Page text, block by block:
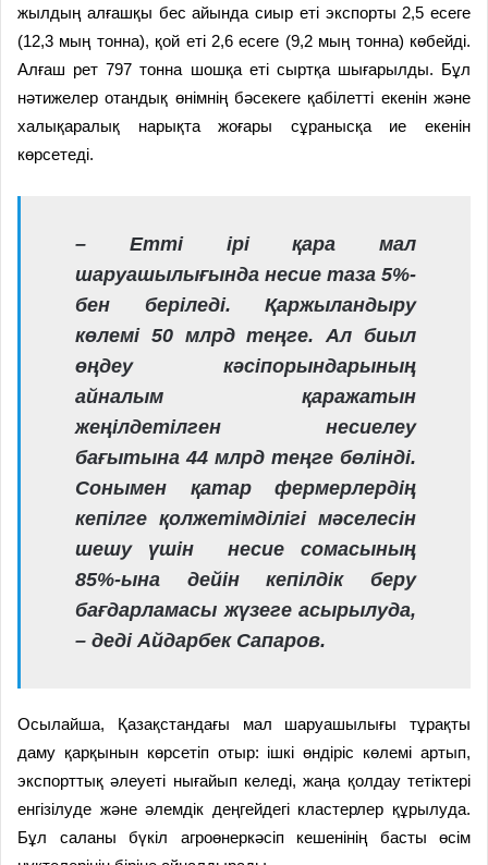
жылдың алғашқы бес айында сиыр еті экспорты 2,5 есеге
(12,3 мың тонна), қой еті 2,6 есеге (9,2 мың тонна) көбейді.
Алғаш рет 797 тонна шошқа еті сыртқа шығарылды. Бұл
нәтижелер отандық өнімнің бәсекеге қабілетті екенін және
халықаралық нарықта жоғары сұранысқа ие екенін
көрсетеді.
– Етті ірі қара мал
шаруашылығында несие таза 5%-
бен беріледі. Қаржыландыру
көлемі 50 млрд теңге. Ал биыл
өңдеу кәсіпорындарының
айналым қаражатын
жеңілдетілген несиелеу
бағытына 44 млрд теңге бөлінді.
Сонымен қатар фермерлердің
кепілге қолжетімділігі мәселесін
шешу үшін
несие сомасының
85%-ына дейін кепілдік беру
бағдарламасы жүзеге асырылуда,
– деді Айдарбек Сапаров.
Осылайша, Қазақстандағы мал шаруашылығы тұрақты
даму қарқынын көрсетіп отыр: ішкі өндіріс көлемі артып,
экспорттық әлеуеті нығайып келеді, жаңа қолдау тетіктері
енгізілуде және әлемдік деңгейдегі кластерлер құрылуда.
Бұл саланы бүкіл агроөнеркәсіп кешенінің басты өсім